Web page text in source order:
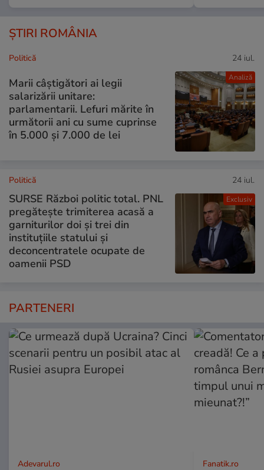
ȘTIRI ROMÂNIA
Analiză
Politică 24 iul.
Marii câștigători ai legii
salarizării unitare:
parlamentarii. Lefuri mărite în
următorii ani cu sume cuprinse
în 5.000 și 7.000 de lei
Exclusiv
Politică 24 iul.
SURSE Război politic total. PNL
pregătește trimiterea acasă a
garniturilor doi și trei din
instituțiile statului și
deconcentratele ocupate de
oamenii PSD
PARTENERI
Adevarul.ro Fanatik.ro